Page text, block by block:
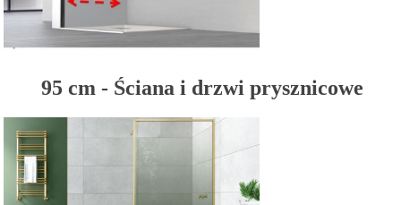
95 cm - Ściana i drzwi prysznicowe